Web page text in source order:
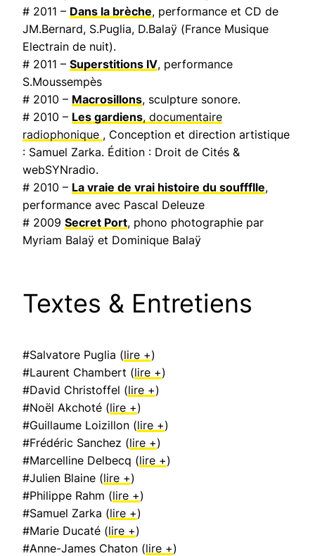
# 2011 – Dans la brèche, performance et CD de
JM.Bernard, S.Puglia, D.Balaÿ (France Musique
Electrain de nuit).
# 2011 – Superstitions IV, performance
S.Moussempès
# 2010 – Macrosillons, sculpture sonore.
# 2010 – Les gardiens, documentaire
radiophonique , Conception et direction artistique
: Samuel Zarka. Édition : Droit de Cités &
webSYNradio.
# 2010 – La vraie de vrai histoire du souffflle,
performance avec Pascal Deleuze
# 2009 Secret Port, phono photographie par
Myriam Balaÿ et Dominique Balaÿ
Textes & Entretiens
#Salvatore Puglia (lire +)
#Laurent Chambert (lire +)
#David Christoffel (lire +)
#Noël Akchoté (lire +)
#Guillaume Loizillon (lire +)
#Frédéric Sanchez (lire +)
#Marcelline Delbecq (lire +)
#Julien Blaine (lire +)
#Philippe Rahm (lire +)
#Samuel Zarka (lire +)
#Marie Ducaté (lire +)
#Anne-James Chaton (lire +)